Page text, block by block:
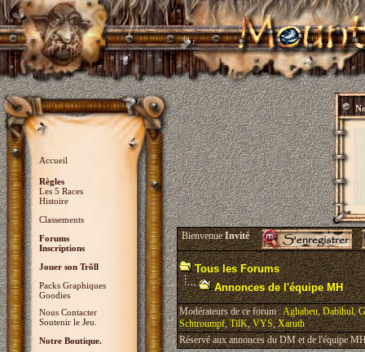
Accueil
Règles
Les 5 Races
Histoire
Classements
Forums
Inscriptions
Jouer son Trõll
Packs Graphiques
Goodies
Nous Contacter
Soutenir le Jeu.
Notre Boutique.
BienvenueInvité
Tous les Forums
Annonces de l'équipe MH
Modérateurs de ce forum :Aghabeu,Dabihul,
Schtroumpf,TilK,VYS,Xaruth
Réservé aux annonces du DM et de l'équipe